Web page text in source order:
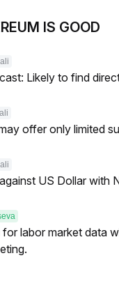
IS GOOD
Likely to find
offer only limited
US Dollar with
labor market data